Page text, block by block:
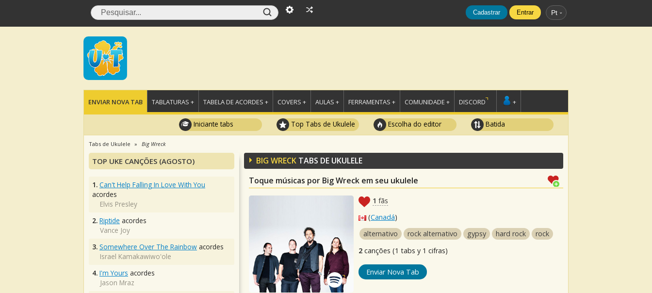
Cadastrar Entrar Pt
ENVIAR NOVA TAB TABLATURAS + TABELA DE ACORDES + COVERS + AULAS + FERRAMENTAS + COMUNIDADE + DISCORD +
Iniciante tabs Top Tabs de Ukulele Escolha do editor Batida
Tabs de Ukulele Big Wreck
BIG WRECK TABS DE UKULELE
Toque músicas por Big Wreck em seu ukulele
1 fãs
(Canadá)
alternativo
rock alternativo gypsy hard rock
rock
2 canções (1 tabs y 1 cifras)
Enviar Nova Tab
TOP UKE CANÇÕES (AGOSTO)
1. Can't Help Falling In Love With You
acordes
Elvis Presley
2. Riptide acordes
Vance Joy
3. Somewhere Over The Rainbow acordes
Israel Kamakawiwo'ole
4. I'm Yours acordes
Jason Mraz